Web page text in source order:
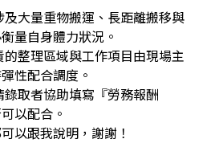
大量重物搬運、長距離搬移與
量自身體力狀況。
整理區域與工作項目由現場主
性配合調度。
取者協助填寫『勞務報酬
以配合。
以跟我說明，謝謝！